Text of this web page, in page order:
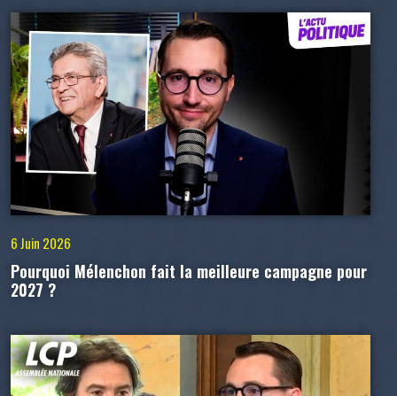
6 Juin 2026
Pourquoi Mélenchon fait la meilleure campagne pour
2027 ?